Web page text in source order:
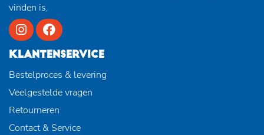
vinden is.
KLANTENSERVICE
Bestelproces & levering
Veelgestelde vragen
Retourneren
Contact & Service